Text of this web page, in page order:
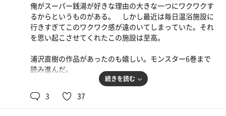
俺がスーパー銭湯が好きな理由の大きな一つにワクワクす
るからというものがある。 しかし最近は毎日温浴施設に
行きすぎてこのワクワク感が遠のいてしまっていた。それ
を思い起こさせてくれたこの施設は至高。
浦沢直樹の作品があったのも嬉しい。モンスター6巻まで
読み進んだ。
さぁ富山ブラック食って帰ろう
続きを読む
3 37